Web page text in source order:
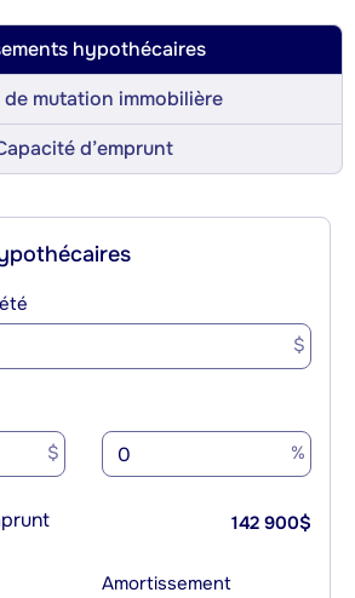
hypothécaires
mutation immobilière
d’emprunt
$
$ %
142 900$
Amortissement